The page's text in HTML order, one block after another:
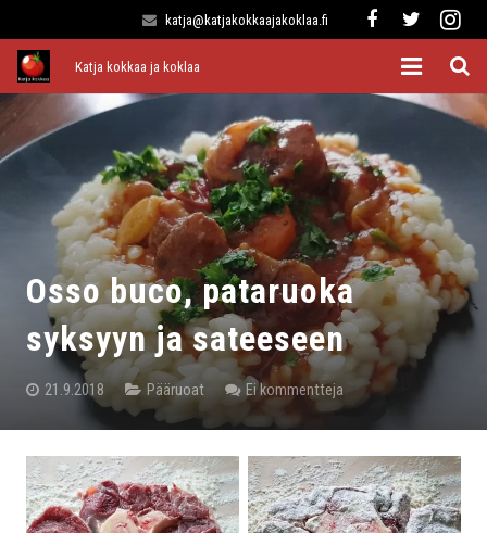
katja@katjakokkaajakoklaa.fi
Katja kokkaa ja koklaa
Etusivu
Pääruoat
Lisukkeet
Jälkiruoat
Kaikki reseptit
Osso buco, pataruoka
syksyyn ja sateeseen
21.9.2018 Pääruoat Ei kommentteja